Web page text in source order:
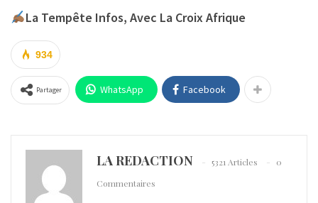
La Tempête Infos, Avec La Croix Afrique
934
Partager WhatsApp Facebook
LA REDACTION 5321 Articles
0
Commentaires